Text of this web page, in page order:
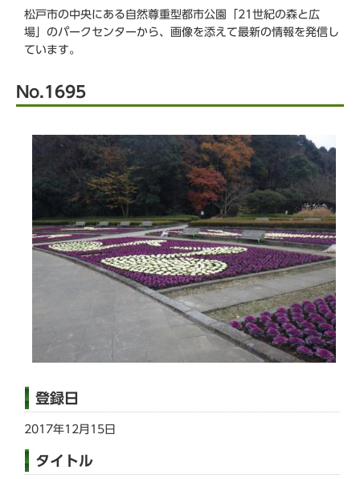
松戸市の中央にある自然尊重型都市公園「21世紀の森と広
場」のパークセンターから、画像を添えて最新の情報を発信し
ています。
No.1695
登録日
2017年12月15日
タイトル